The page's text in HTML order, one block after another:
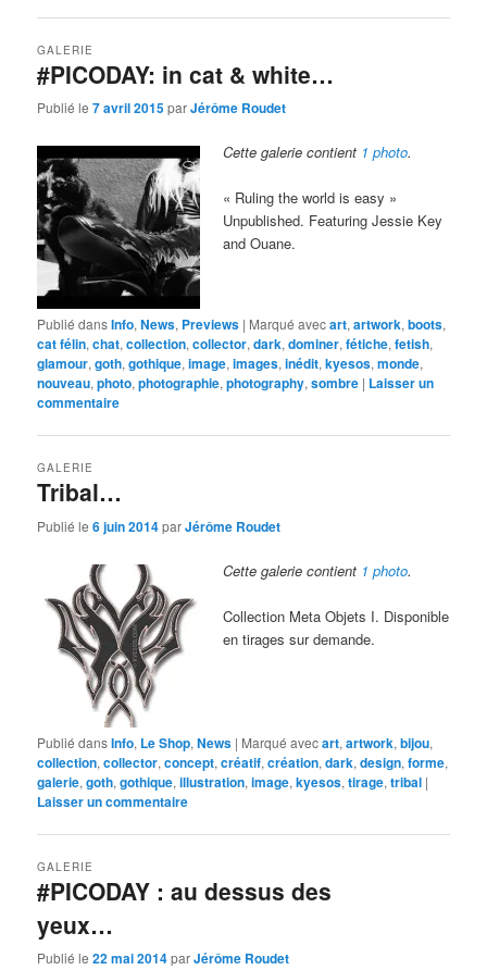
#PICODAY: in cat & white…
GALERIE
Publié le7 avril 2015parJérôme Roudet
Cette galerie contient 1 photo.
« Ruling the world is easy »
Unpublished. Featuring Jessie Key
and Ouane.
Publié dansInfo,News, Previews | Marqué avecart,artwork,boots,
cat félin,chat,collection,collector,dark,dominer,fétiche,fetish,
glamour,goth,gothique,image,images,inédit,kyesos,monde,
nouveau,photo,photographie,photography,sombre | Laisser un
commentaire
Tribal…
GALERIE
Publié le6 juin 2014parJérôme Roudet
Cette galerie contient 1 photo.
Collection Meta Objets I. Disponible
en tirages sur demande.
Publié dansInfo, Le Shop,News | Marqué avecart,artwork,bijou,
collection,collector,concept,créatif,création,dark,design,forme,
galerie,goth,gothique,illustration,image,kyesos,tirage,tribal |
Laisser un commentaire
#PICODAY : au dessus des
yeux…
GALERIE
Publié le22 mai 2014parJérôme Roudet